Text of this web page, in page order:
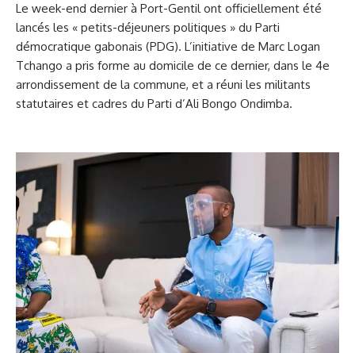
Le week-end dernier à Port-Gentil ont officiellement été
lancés les « petits-déjeuners politiques » du Parti
démocratique gabonais (PDG). L’initiative de Marc Logan
Tchango a pris forme au domicile de ce dernier, dans le 4e
arrondissement de la commune, et a réuni les militants
statutaires et cadres du Parti d’Ali Bongo Ondimba.